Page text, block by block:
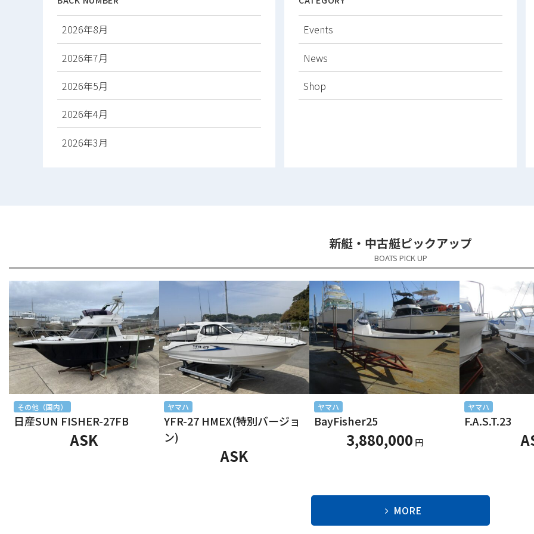
2026年8月
2026年7月
2026年5月
2026年4月
2026年3月
2025年10月
2025年9月
2025年8月
2025年7月
2025年6月
2025年5月
Events
News
Shop
新艇・中古艇ピックアップ
BOATS PICK UP
その他（国内）
日産SUN FISHER-27FB
ASK
ヤマハ
YFR-27 HMEX(特別バージョ
ン)
ASK
ヤマハ
BayFisher25
3,880,000 円
ヤマハ
F.A.S.T.23
MORE